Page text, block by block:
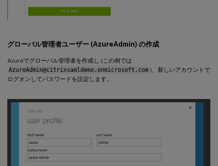
グローバル管理者ユーザー (AzureAdmin) の作成
Azureでグローバル管理者を作成し (この例では
AzureAdmin@citrixsamldemo.onmicrosoft.com )、新しいアカウントで
ログオンしてパスワードを設定します。